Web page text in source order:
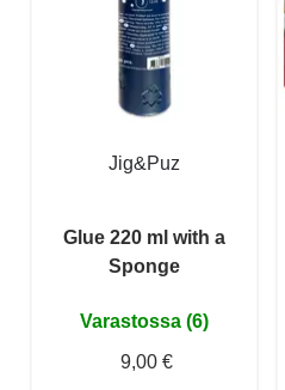
Jig&Puz
Glue 220 ml with a
Sponge
Varastossa (6)
9,00 €